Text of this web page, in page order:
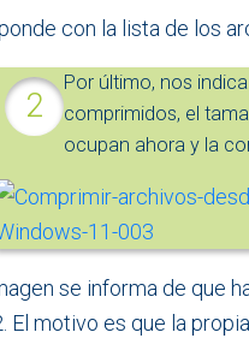
con la lista de los
Por último, nos
comprimidos, el
ocupan ahora y la
se informa de que
El motivo es que la